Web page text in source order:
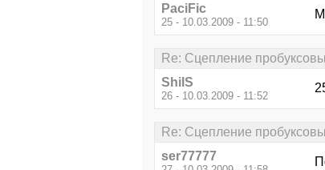
PaciFic
25 - 10.03.2009 - 11:50
Re: Сцепление
ShilS
26 - 10.03.2009 - 11:52
Re: Сцепление
ser77777